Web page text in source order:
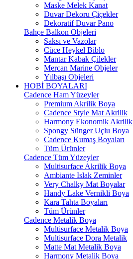
Maske Melek Kanat
Duvar Dekoru Çiçekler
Dekoratif Duvar Pano
Bahçe Balkon Objeleri
Saksı ve Vazolar
Cüce Heykel Biblo
Mantar Kabak Çilekler
Mercan Marine Objeler
Yılbaşı Objeleri
HOBİ BOYALARI
Cadence Ham Yüzeyler
Premium Akrilik Boya
Cadence Style Mat Akrilik
Harmony Ekonomik Akrilik
Spongy Sünger Uçlu Boya
Cadence Kumaş Boyaları
Tüm Ürünler
Cadence Tüm Yüzeyler
Multisurface Akrilik Boya
Ambiante Islak Zeminler
Very Chalky Mat Boyalar
Handy Lake Vernikli Boya
Kara Tahta Boyaları
Tüm Ürünler
Cadence Metalik Boya
Multisurface Metalik Boya
Multisurface Dora Metalik
Matte Mat Metalik Boya
Harmony Metalik Boya